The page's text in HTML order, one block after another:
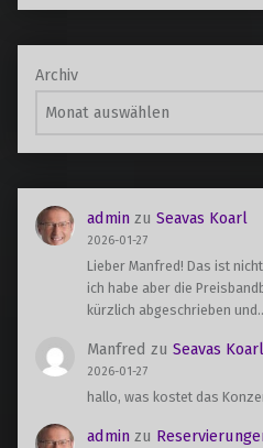
Archiv
admin zuSeavas Koarl
2026-01-27
Lieber Manfred! Das ist
ich habe aber die
kürzlich abgeschrieben
Manfred zuSeavas Koarl
2026-01-27
hallo, was kostet das
admin zu